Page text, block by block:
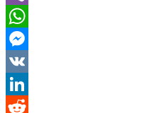
Viber
WhatsApp
Messenger
VK
LinkedIn